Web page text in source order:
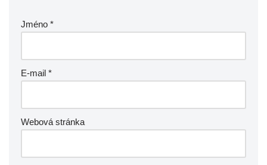
Jméno *
E-mail *
Webová stránka